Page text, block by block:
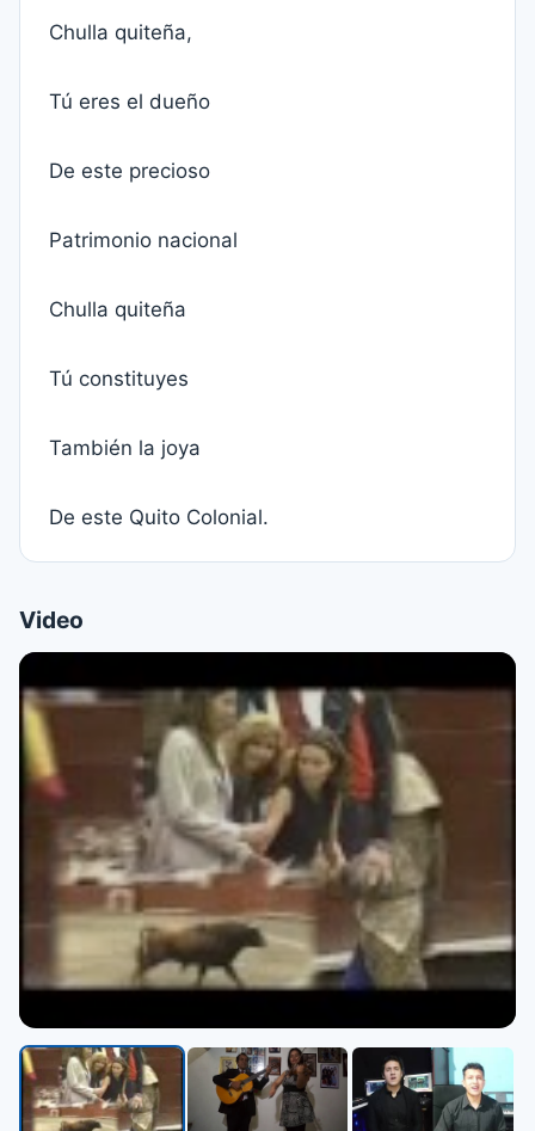
Chulla quiteña,
Tú eres el dueño
De este precioso
Patrimonio nacional
Chulla quiteña
Tú constituyes
También la joya
De este Quito Colonial.
Video
▶